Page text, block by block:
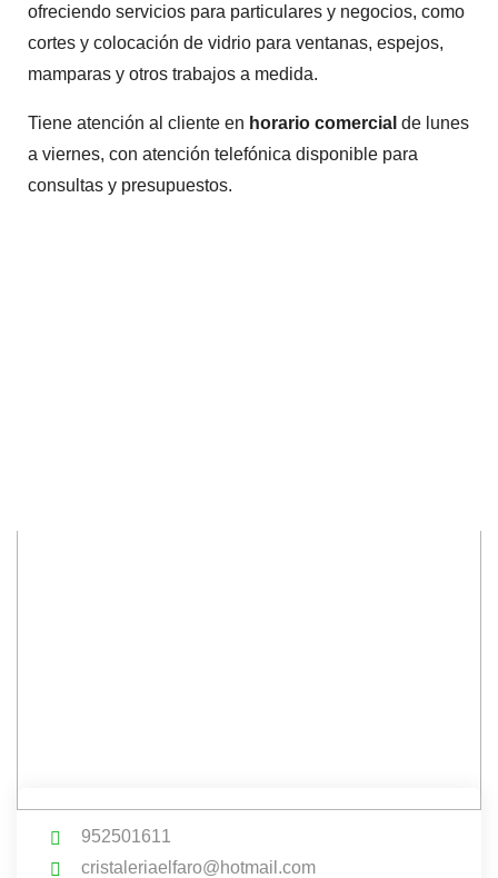
ofreciendo servicios para particulares y negocios, como
cortes y colocación de vidrio para ventanas, espejos,
mamparas y otros trabajos a medida.
Tiene atención al cliente en horario comercial de lunes
a viernes, con atención telefónica disponible para
consultas y presupuestos.
952501611
cristaleriaelfaro@hotmail.com